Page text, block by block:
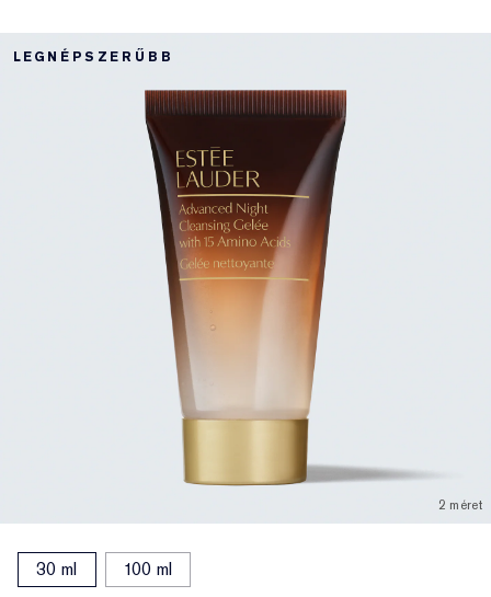
LEGNÉPSZERŰBB
2 méret
30 ml 100 ml